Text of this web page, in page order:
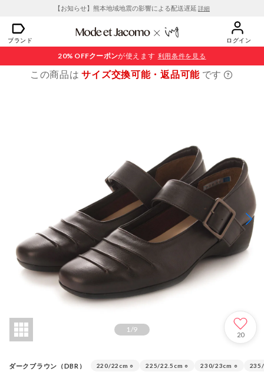
【お知らせ】熊本地域地震の影響による配送遅延 詳細
ブランド ログイン
20% OFFクーポンが使えます 利用条件を見る
この商品はサイズ交換可能・返品可能 です
1/9
20
ダークブラウン（DBR） 220/22cm ○ 225/22.5cm ○ 230/23cm ○